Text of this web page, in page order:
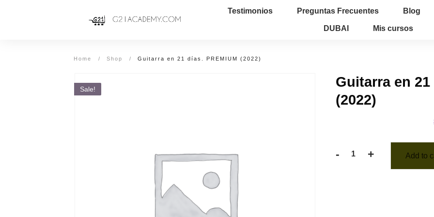
Testimonios Preguntas Frecuentes Blog
DUBAI Mis cursos
Home / Shop / Guitarra en 21 días. PREMIUM (2022)
Sale!
Guitarra en 21
(2022)
-
Guitarra
+ Add to